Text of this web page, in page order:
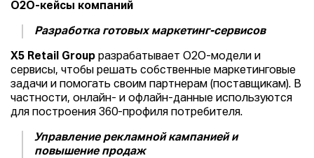
О2О-кейсы компаний
Разработка готовых маркетинг-сервисов
X5 Retail Group разрабатывает О2О-модели и
сервисы, чтобы решать собственные маркетинговые
задачи и помогать своим партнерам (поставщикам). В
частности, онлайн- и офлайн-данные используются
для построения 360-профиля потребителя.
Управление рекламной кампанией и
повышение продаж